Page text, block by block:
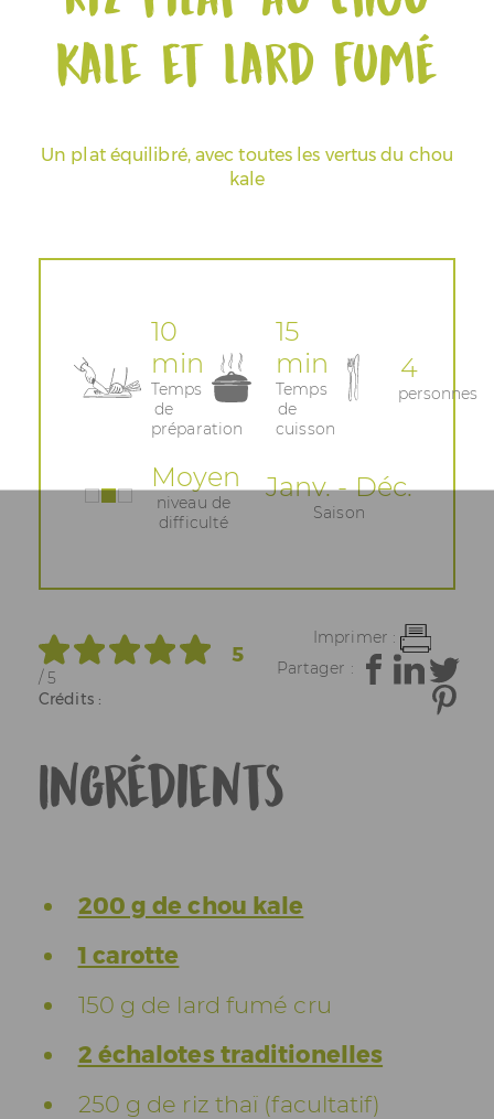
Espace Pros & Presse
kale et lard fumé
Un plat équilibré, avec toutes les vertus du chou
kale
10
min
Temps
de
préparation
15
min
Temps
de
cuisson
4
personnes
Moyen
niveau de
difficulté
Janv. - Déc.
Saison
5
/ 5
Crédits :
Imprimer :
Partager :
Ingrédients
200 g de chou kale
1 carotte
150 g de lard fumé cru
2 échalotes traditionelles
250 g de riz thaï (facultatif)